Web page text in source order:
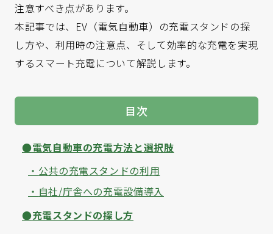
注意すべき点があります。
本記事では、EV（電気自動車）の充電スタンドの探
し方や、利用時の注意点、そして効率的な充電を実現
するスマート充電について解説します。
目次
電気自動車の充電方法と選択肢
公共の充電スタンドの利用
自社/庁舎への充電設備導入
充電スタンドの探し方